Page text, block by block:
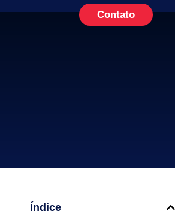
Contato
Índice